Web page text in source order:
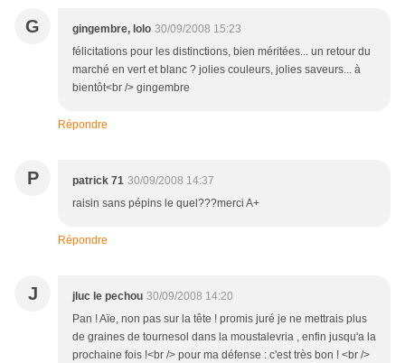
G gingembre, lolo 30/09/2008 15:23
félicitations pour les distinctions, bien méritées... un retour du
marché en vert et blanc ? jolies couleurs, jolies saveurs... à
bientôt<br /> gingembre
Répondre
P patrick 71 30/09/2008 14:37
raisin sans pépins le quel???merci A+
Répondre
J jluc le pechou 30/09/2008 14:20
Pan ! Aïe, non pas sur la tête ! promis juré je ne mettrais plus
de graines de tournesol dans la moustalevria , enfin jusqu'a la
prochaine fois !<br /> pour ma défense : c'est très bon ! <br />